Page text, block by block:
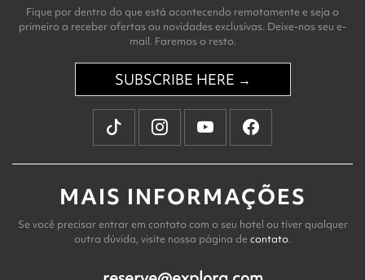
Fique por dentro do que está acontecendo remotamente e seja o
primeiro a receber ofertas ou novidades exclusivas. Deixe-nos seu e-
mail. Faremos o resto.
SUBSCRIBE HERE →
MAIS INFORMAÇÕES
Se você precisar entrar em contato com o seu hotel ou tiver qualquer
outra dúvida, visite nossa página de contato.